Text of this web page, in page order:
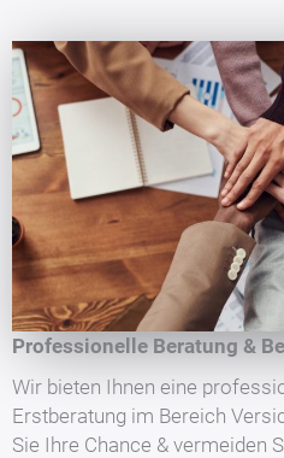
Professionelle Beratung &
Wir bieten Ihnen eine
Erstberatung im Bereich
Sie Ihre Chance & vermeiden